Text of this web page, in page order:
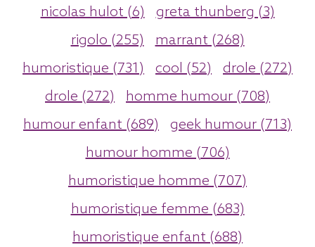
nicolas hulot (6)
greta thunberg (3)
rigolo (255)
marrant (268)
humoristique (731)
cool (52)
drole (272)
drole (272)
homme humour (708)
humour enfant (689)
geek humour (713)
humour homme (706)
humoristique homme (707)
humoristique femme (683)
humoristique enfant (688)